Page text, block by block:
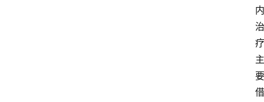
内
治
疗
主
要
借